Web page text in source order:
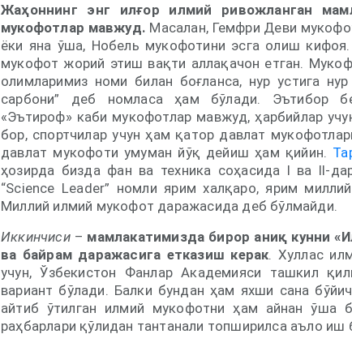
Жаҳоннинг энг илғор илмий ривожланган
мукофотлар мавжуд. Масалан, Гемфри Деви
ёки яна ўша, Нобель мукофотини эсга олиш
мукофот жорий этиш вақти аллақачон етган.
олимларимиз номи билан боғланса, нур устига
сарбони” деб номласа ҳам бўлади. Эътибор
«Эътироф» каби мукофотлар мавжуд, ҳарбийлар
бор, спортчилар учун ҳам қатор давлат
давлат мукофоти умуман йўқ дейиш ҳам қийин.
ҳозирда бизда фан ва техника соҳасида I ва II-
“Science Leader” номли ярим халқаро, ярим миллий
Миллий илмий мукофот даражасида деб бўлмайди.
Иккинчиси– мамлакатимизда бирор аниқ кунни
ва байрам даражасига етказиш керак . Хуллас
учун, Ўзбекистон Фанлар Академияси ташкил
вариант бўлади. Балки бундан ҳам яхши сана
айтиб ўтилган илмий мукофотни ҳам айнан ўша
раҳбарлари қўлидан тантанали топширилса аъло иш